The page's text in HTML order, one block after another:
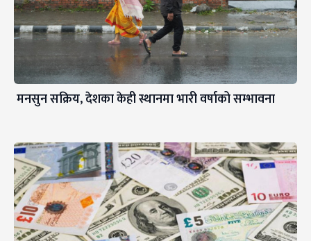
मनसुन सक्रिय, देशका केही स्थानमा भारी वर्षाको सम्भावना